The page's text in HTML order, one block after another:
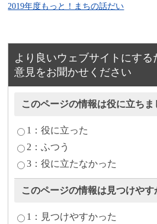
2019年度もっと！まちの話だい
より良いウェブサイトにす
意見をお聞かせください
このページの情報は役に立ちま
1：役に立った
2：ふつう
3：役に立たなかった
このページの情報は見つけやす
1：見つけやすかった